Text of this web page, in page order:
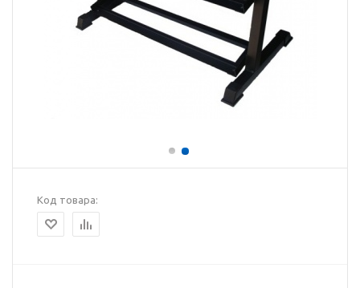
Код товара: